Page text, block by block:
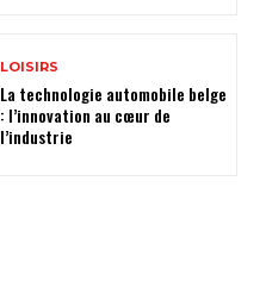
LOISIRS
La technologie automobile belge
: l’innovation au cœur de
l’industrie